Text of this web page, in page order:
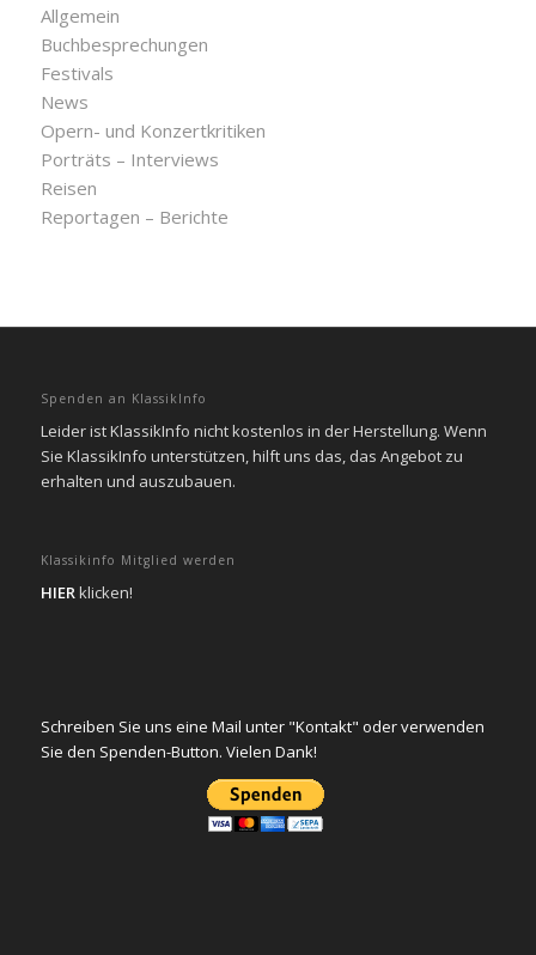
Allgemein
Buchbesprechungen
Festivals
News
Opern- und Konzertkritiken
Porträts – Interviews
Reisen
Reportagen – Berichte
Spenden an KlassikInfo
Leider ist KlassikInfo nicht kostenlos in der Herstellung. Wenn
Sie KlassikInfo unterstützen, hilft uns das, das Angebot zu
erhalten und auszubauen.
Klassikinfo Mitglied werden
HIERklicken!
Schreiben Sie uns eine Mail unter "Kontakt" oder verwenden
Sie den Spenden-Button. Vielen Dank!